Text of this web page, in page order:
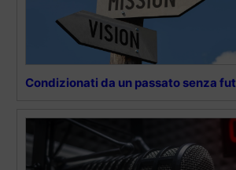
Condizionati da un passato senza